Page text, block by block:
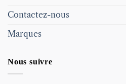
Contactez-nous
Marques
Nous suivre